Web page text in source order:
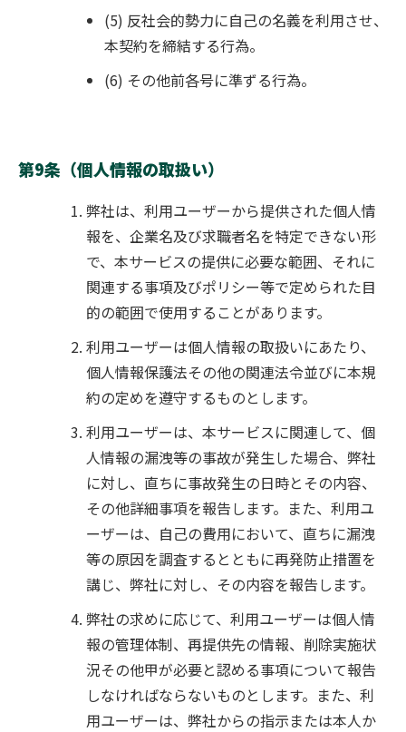
(5) 反社会的勢力に自己の名義を利用させ、
本契約を締結する行為。
(6) その他前各号に準ずる行為。
第9条（個人情報の取扱い）
弊社は、利用ユーザーから提供された個人情
報を、企業名及び求職者名を特定できない形
で、本サービスの提供に必要な範囲、それに
関連する事項及びポリシー等で定められた目
的の範囲で使用することがあります。
利用ユーザーは個人情報の取扱いにあたり、
個人情報保護法その他の関連法令並びに本規
約の定めを遵守するものと します。
利用ユーザーは、本サービスに関連して、個
人情報の漏洩等の事故が発生した場合、弊社
に対し、直ちに事故発生の日時とその内容、
その他詳細事項を報告します。また、利用ユ
ーザーは、自己の費用において、直ちに漏洩
等の原因を調査するとともに再発防止措置を
講じ、弊社に対し、その内容を報告します。
弊社の求めに応じて、利用ユーザーは個人情
報の管理体制、再提供先の情報、削除実施状
況その他甲が必要と認める事項について報告
しなければならないものとします。また、利
用ユーザーは、弊社からの指示または本人か